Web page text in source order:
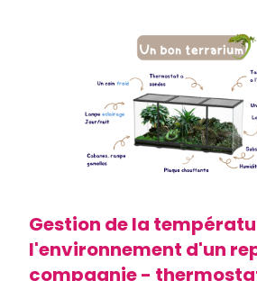
Gestion de la
l'environnement d'un
compagnie -